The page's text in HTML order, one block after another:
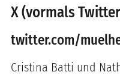
X (vormals
twitter.com/
Cristina Batti und